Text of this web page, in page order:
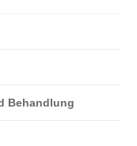
Behandlung